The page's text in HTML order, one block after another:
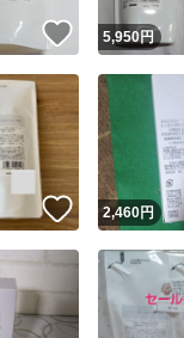
いいね！
5,950円
いいね！
2,460円